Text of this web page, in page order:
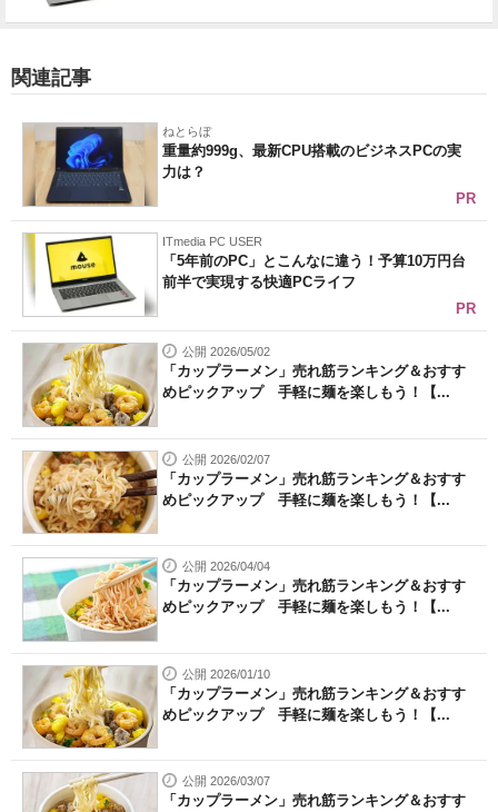
関連記事
ねとらぼ
重量約999g、最新CPU搭載のビジネスPCの実
力は？
PR
ITmedia PC USER
「5年前のPC」とこんなに違う！予算10万円台
前半で実現する快適PCライフ
PR
公開 2026/05/02
「カップラーメン」売れ筋ランキング＆おすす
めピックアップ 手軽に麺を楽しもう！【...
公開 2026/02/07
「カップラーメン」売れ筋ランキング＆おすす
めピックアップ 手軽に麺を楽しもう！【...
公開 2026/04/04
「カップラーメン」売れ筋ランキング＆おすす
めピックアップ 手軽に麺を楽しもう！【...
公開 2026/01/10
「カップラーメン」売れ筋ランキング＆おすす
めピックアップ 手軽に麺を楽しもう！【...
公開 2026/03/07
「カップラーメン」売れ筋ランキング＆おすす